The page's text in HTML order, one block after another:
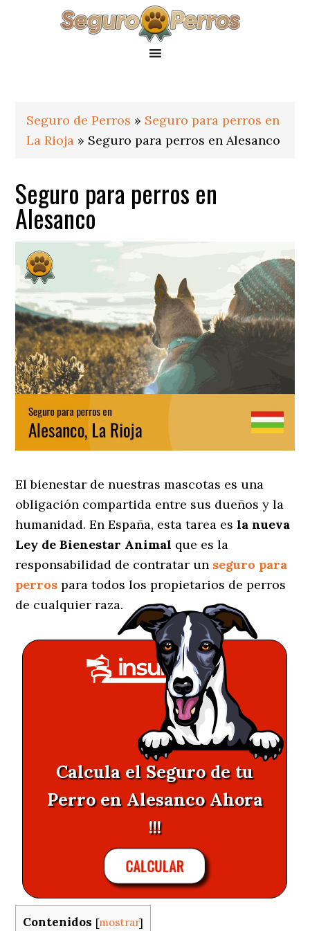
Seguro de Perros » Seguro para perros en
La Rioja » Seguro para perros en Alesanco
Seguro para perros en
Alesanco
El bienestar de nuestras mascotas es una
obligación compartida entre sus dueños y la
humanidad. En España, esta tarea esla nueva
Ley de Bienestar Animal que es la
responsabilidad de contratar un seguro para
perros para todos los propietarios de perros
de cualquier raza.
Calcula el Seguro de tu
Perro en Alesanco Ahora
!!!
CALCULAR
Contenidos [mostrar]